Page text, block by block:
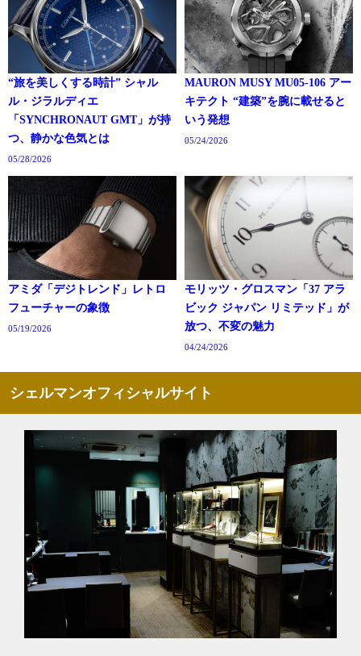
“旅を美しくする時計” シャル
ル・ジラルディエ
「SYNCHRONAUT GMT」が持
つ、静かな色気とは
05/28/2026
MAURON MUSY MU05-106 アー
キテクト “建築”を腕に載せると
いう発想
05/24/2026
アミダ「デジトレンド」レトロ
フューチャーの象徴
05/19/2026
モリッツ・グロスマン「37 アラ
ビック ジャパン リミテッド」が
放つ、不変の魅力
04/24/2026
シェルマンオフィシャルサイト